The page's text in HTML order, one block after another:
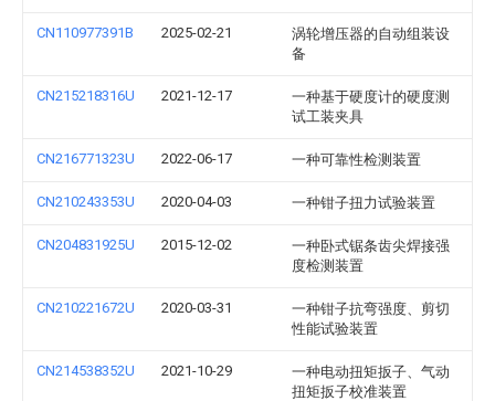
CN110977391B 2025-02-21
涡轮增压器的自动组装设
备
CN215218316U 2021-12-17
一种基于硬度计的硬度测
试工装夹具
CN216771323U 2022-06-17 一种可靠性检测装置
CN210243353U 2020-04-03 一种钳子扭力试验装置
CN204831925U 2015-12-02
一种卧式锯条齿尖焊接强
度检测装置
CN210221672U 2020-03-31
一种钳子抗弯强度、剪切
性能试验装置
CN214538352U 2021-10-29
一种电动扭矩扳子、气动
扭矩扳子校准装置